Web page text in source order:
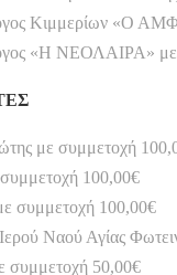
Κιμμερίων «Ο
«Η ΝΕΟΛΑΙΡΑ»
με συμμετοχή
100,00€
συμμετοχή 100,00€
Ναού Αγίας
συμμετοχή 50,00€